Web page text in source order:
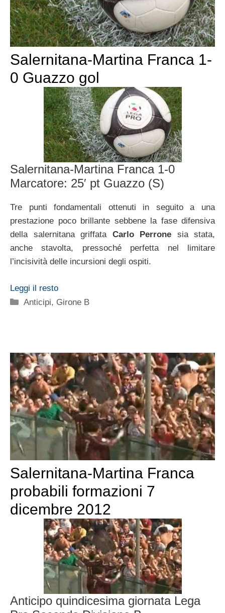
Salernitana-Martina Franca 1-
0 Guazzo gol
Salernitana-Martina Franca 1-0
Marcatore: 25′ pt Guazzo (S)
Tre punti fondamentali ottenuti in seguito a una
prestazione poco brillante sebbene la fase difensiva
della salernitana griffata Carlo Perrone sia stata,
anche stavolta, pressoché perfetta nel limitare
l’incisività delle incursioni degli ospiti.
Leggi il resto
Categorie
Anticipi, Girone B
Salernitana-Martina Franca
probabili formazioni 7
dicembre 2012
Anticipo quindicesima giornata Lega